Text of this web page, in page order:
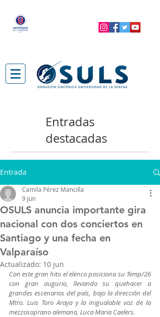
Entradas
destacadas
Entrada
OSULS anuncia importante gira
nacional con dos conciertos en
Santiago y una fecha en
Valparaíso
Camila Pérez Mancilla
9 jun
Actualizado: 10 jun
Con este gran hito el elenco posiciona su Temp/26
con gran augurio, llevando su quehacer a
grandes escenarios del país, bajo la dirección del
Mtro. Luis Toro Araya y la inigualable voz de la
mezzosoprano alemana, Luca Maria Caelers.